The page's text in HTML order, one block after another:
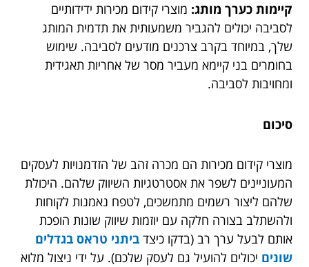
קיימות כערך מותג: מוצרי קידום מכירות ידידותיים
לסביבה יכולים להגביר משמעותית את תדמית המותג
שלך, במיוחד בקרב צרכנים מודעים לסביבה. שימוש
בחומרים בני קיימא מעביר מסר של אחריות תאגידית
ומחויבות לסביבה.
סיכום
מוצרי קידום מכירות הם מכרה זהב של הזדמנויות לעסקים
המעוניינים לשפר את אסטרטגיות השיווק שלהם. היכולת
שלהם ליצור רשמים מתמשכים, לטפח נאמנות לקוחות
ולהשתלב בצורה חלקה עם יוזמות שיווק שונות הופכת
אותם לבעל ערך רב (בדקו כיצד ביתני טראס בגדלים
שונים יכולים להועיל גם לעסק שלכם). על ידי ניצול מלוא